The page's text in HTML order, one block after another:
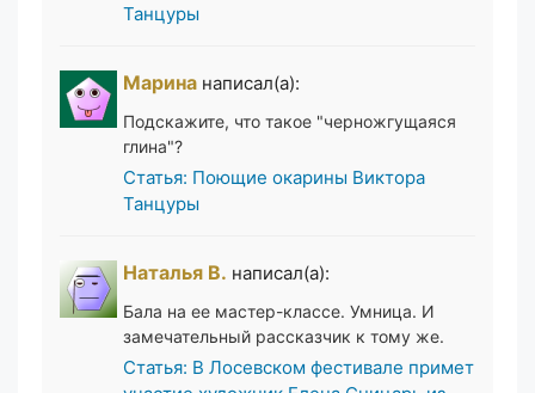
Танцуры
Марина написал(а):
Подскажите, что такое "черножгущаяся
глина"?
Статья: Поющие окарины Виктора
Танцуры
Наталья В. написал(а):
Бала на ее мастер-классе. Умница. И
замечательный рассказчик к тому же.
Статья: В Лосевском фестивале примет